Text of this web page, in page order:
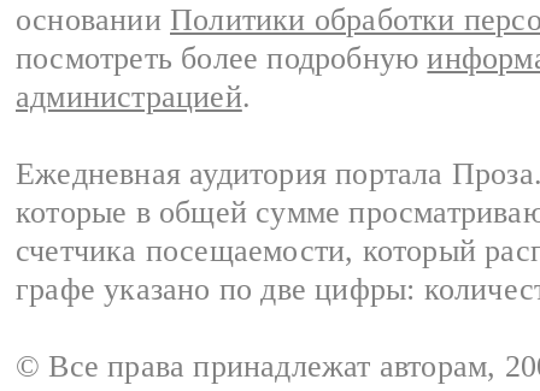
основании Политики обработки
посмотреть более подробную
администрацией.
Ежедневная аудитория портала
которые в общей сумме
счетчика посещаемости, который
графе указано по две цифры:
© Все права принадлежат авторам,